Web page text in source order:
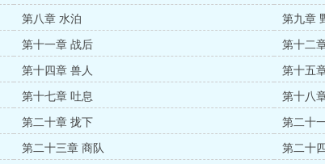
第八章 水泊 第九章
第十一章 战后 第十二
第十四章 兽人 第十五
第十七章 吐息 第十八
第二十章 拢下 第二十
第二十三章 商队 第二十